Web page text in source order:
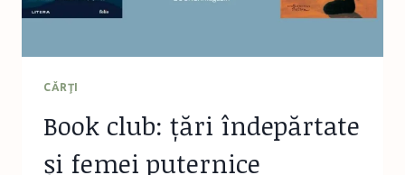
CĂRŢI
Book club: țări îndepărtate
și femei puternice